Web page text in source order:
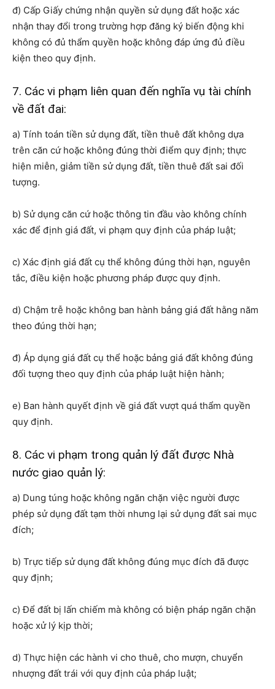
đ) Cấp Giấy chứng nhận quyền sử dụng đất hoặc xác
nhận thay đổi trong trường hợp đăng ký biến động khi
không có đủ thẩm quyền hoặc không đáp ứng đủ điều
kiện theo quy định.
7. Các vi phạm liên quan đến nghĩa vụ tài chính
về đất đai:
a) Tính toán tiền sử dụng đất, tiền thuê đất không dựa
trên căn cứ hoặc không đúng thời điểm quy định; thực
hiện miễn, giảm tiền sử dụng đất, tiền thuê đất sai đối
tượng.
b) Sử dụng căn cứ hoặc thông tin đầu vào không chính
xác để định giá đất, vi phạm quy định của pháp luật;
c) Xác định giá đất cụ thể không đúng thời hạn, nguyên
tắc, điều kiện hoặc phương pháp được quy định.
d) Chậm trễ hoặc không ban hành bảng giá đất hằng năm
theo đúng thời hạn;
đ) Áp dụng giá đất cụ thể hoặc bảng giá đất không đúng
đối tượng theo quy định của pháp luật hiện hành;
e) Ban hành quyết định về giá đất vượt quá thẩm quyền
quy định.
8. Các vi phạm trong quản lý đất được Nhà
nước giao quản lý:
a) Dung túng hoặc không ngăn chặn việc người được
phép sử dụng đất tạm thời nhưng lại sử dụng đất sai mục
đích;
b) Trực tiếp sử dụng đất không đúng mục đích đã được
quy định;
c) Để đất bị lấn chiếm mà không có biện pháp ngăn chặn
hoặc xử lý kịp thời;
d) Thực hiện các hành vi cho thuê, cho mượn, chuyển
nhượng đất trái với quy định của pháp luật;